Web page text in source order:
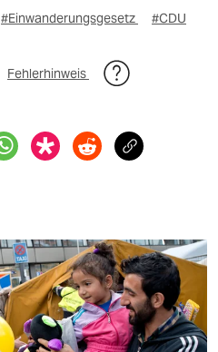
#Einwanderungsgesetz #CDU
Fehlerhinweis